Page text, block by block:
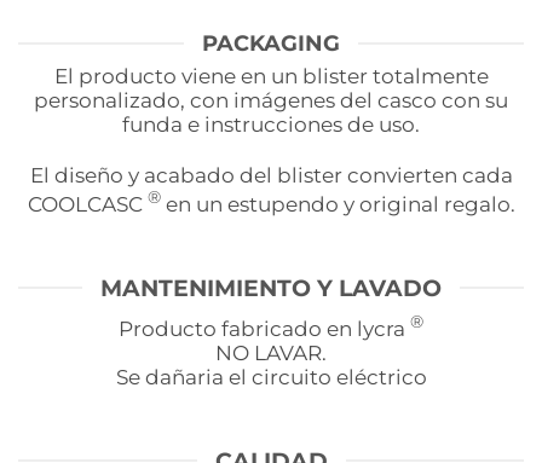
PACKAGING
El producto viene en un blister totalmente
personalizado, con imágenes del casco con su
funda e instrucciones de uso.
El diseño y acabado del blister convierten cada
COOLCASC® en un estupendo y original regalo.
MANTENIMIENTO Y LAVADO
Producto fabricado en lycra ®
NO LAVAR.
Se dañaria el circuito eléctrico